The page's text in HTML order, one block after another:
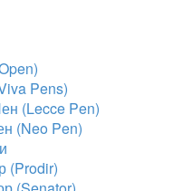
Pens)
(Lecce Pen)
(Neo Pen)
(Prodir)